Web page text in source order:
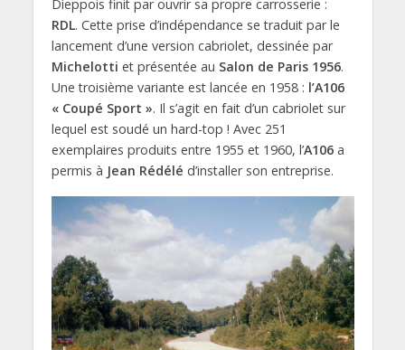
Dieppois finit par ouvrir sa propre carrosserie :
RDL. Cette prise d’indépendance se traduit par le
lancement d’une version cabriolet, dessinée par
Michelotti et présentée au Salon de Paris 1956.
Une troisième variante est lancée en 1958 : l’A106
« Coupé Sport ». Il s’agit en fait d’un cabriolet sur
lequel est soudé un hard-top ! Avec 251
exemplaires produits entre 1955 et 1960, l’A106a
permis à Jean Rédélé d’installer son entreprise.